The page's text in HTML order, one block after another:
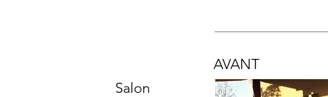
AVANT
Salon